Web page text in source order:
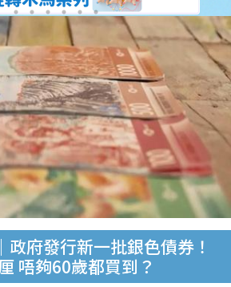
府發行新一批銀色債券！
唔夠60歲都買到？